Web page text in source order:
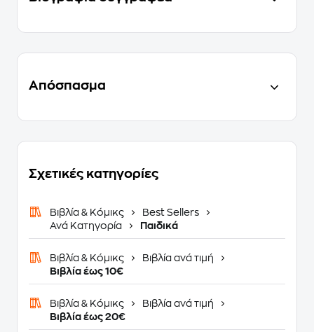
Απόσπασμα
Σχετικές κατηγορίες
Βιβλία & Κόμικς
Best Sellers
Ανά Κατηγορία
Παιδικά
Βιβλία & Κόμικς
Βιβλία ανά τιμή
Βιβλία έως 10€
Βιβλία & Κόμικς
Βιβλία ανά τιμή
Βιβλία έως 20€